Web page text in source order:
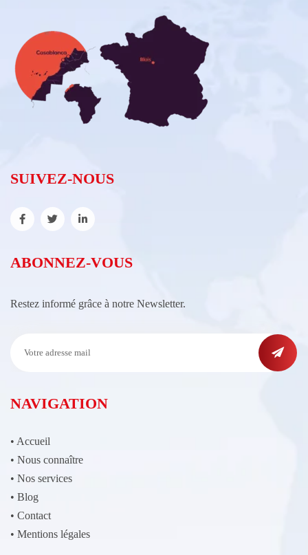
SUIVEZ-NOUS
ABONNEZ-VOUS
Restez informé grâce à notre Newsletter.
NAVIGATION
• Accueil
• Nous connaître
• Nos services
• Blog
• Contact
• Mentions légales